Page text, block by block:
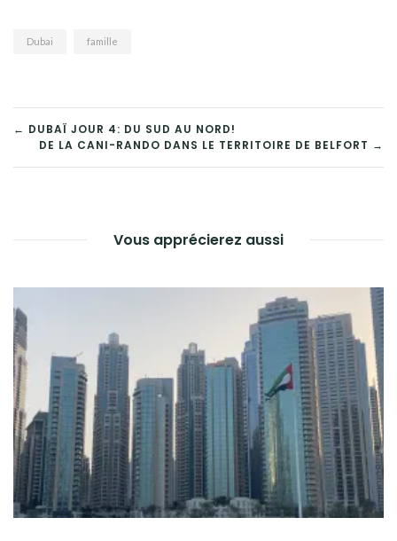
Dubai famille
NAVIGATION
DE
← DUBAÏ JOUR 4: DU SUD AU NORD!
DE LA CANI-RANDO DANS LE TERRITOIRE DE BELFORT →
Vous apprécierez aussi